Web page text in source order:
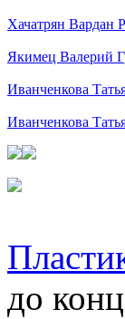
Хачатрян Вардан
Якимец Валерий
Иванченкова
Иванченкова
до